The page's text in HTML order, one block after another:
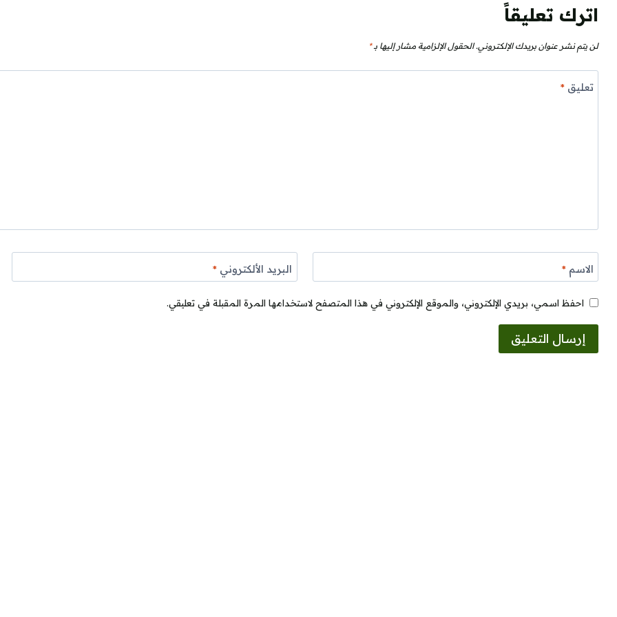
اترك تعليقاً
لن يتم نشر عنوان بريدك الإلكتروني. الحقول الإلزامية مشار إليها بـ*
تعليق*
الاسم* البريد الألكتروني *
احفظ اسمي، بريدي الإلكتروني، والموقع الإلكتروني في هذا المتصفح لاستخدامها المرة المقبلة في تعليقي.